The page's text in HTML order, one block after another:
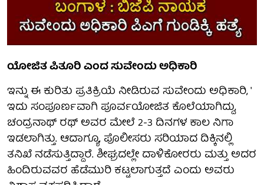
ಯೋಜಿತ ಪಿತೂರಿ ಎಂದ ಸುವೇಂದು ಅಧಿಕಾರಿ
ಇನ್ನು ಈ ಕುರಿತು ಪ್ರತಿಕ್ರಿಯೆ ನೀಡಿರುವ ಸುವೇಂದು ಅಧಿಕಾರಿ, '
ಇದು ಸಂಪೂರ್ಣವಾಗಿ ಪೂರ್ವಯೋಜಿತ ಕೊಲೆಯಾಗಿದ್ದು,
ಚಂದ್ರನಾಥ್ ರಥ್ ಅವರ ಮೇಲೆ 2-3 ದಿನಗಳ ಕಾಲ ನಿಗಾ
ಇಡಲಾಗಿತ್ತು. ಆದಾಗ್ಯೂ, ಪೊಲೀಸರು ಸರಿಯಾದ ದಿಕ್ಕಿನಲ್ಲಿ
ತನಿಖೆ ನಡೆಸುತ್ತಿದ್ದಾರೆ. ಶೀಘ್ರದಲ್ಲೇ ದಾಳಿಕೋರರು ಮತ್ತು ಅದರ
ಹಿಂದಿರುವವರ ಹೆಡೆಮುರಿ ಕಟ್ಟಲಾಗುತ್ತದೆ ಎಂದು ಅವರು